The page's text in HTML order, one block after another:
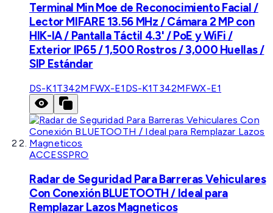
Terminal Min Moe de Reconocimiento Facial /
Lector MIFARE 13.56 MHz / Cámara 2 MP con
HIK-IA / Pantalla Táctil 4.3' / PoE y WiFi /
Exterior IP65 / 1,500 Rostros / 3,000 Huellas /
SIP Estándar
DS-K1T342MFWX-E1 DS-K1T342MFWX-E1
ACCESSPRO
Radar de Seguridad Para Barreras Vehiculares
Con Conexión BLUETOOTH / Ideal para
Remplazar Lazos Magneticos